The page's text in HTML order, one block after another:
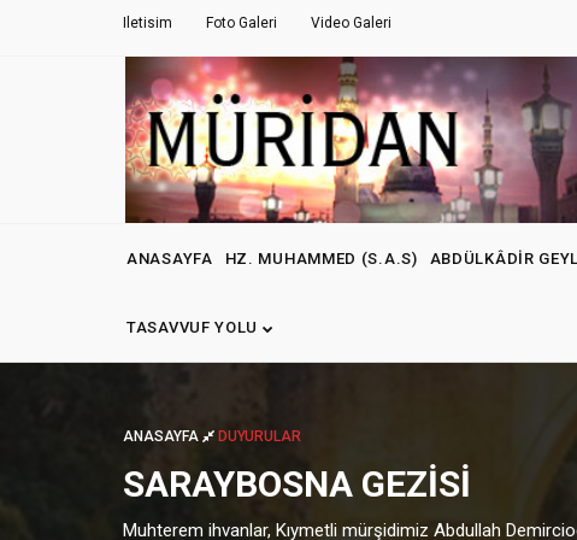
Iletisim Foto Galeri Video Galeri
ANASAYFA HZ. MUHAMMED (S.A.S) ABDÜLKÂDIR
TASAVVUF YOLU
ANASAYFA DUYURULAR
SARAYBOSNA GEZISI
Muhterem ihvanlar, Kıymetli mürşidimiz Abdullah